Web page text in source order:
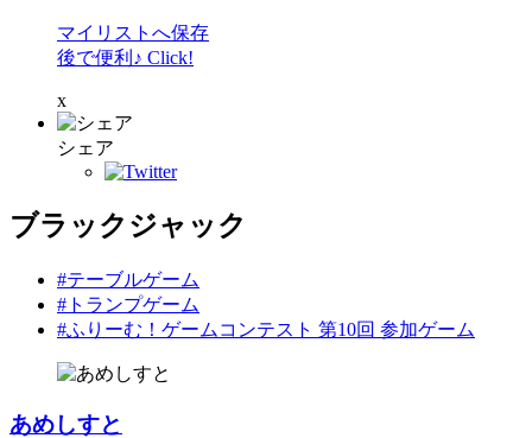
マイリストへ保存
後で便利♪ Click!
x
シェア
ブラックジャック
#テーブルゲーム
#トランプゲーム
#ふりーむ！ゲームコンテスト 第10回 参加ゲーム
あめしすと